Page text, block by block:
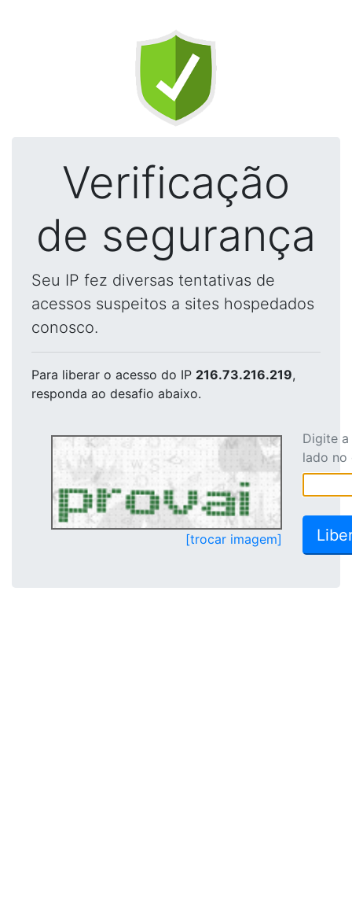
Verificação
de segurança
Seu IP fez diversas tentativas de
acessos suspeitos a sites hospedados
conosco.
Para liberar o acesso do IP 216.73.216.219,
responda ao desafio abaixo.
[trocar imagem]
Digite
lado no